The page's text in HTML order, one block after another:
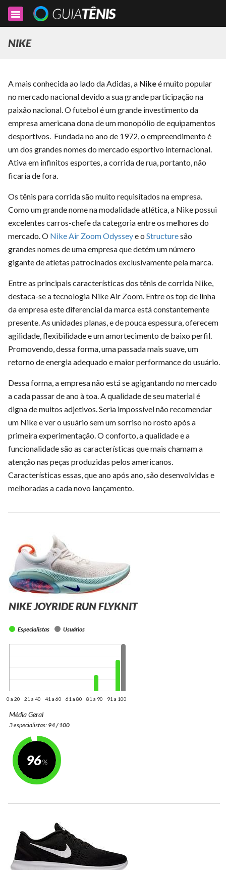
Toggle
navigation
NIKE
A mais conhecida ao lado da Adidas, a Nikeé muito popular
no mercado nacional devido a sua grande participação na
paixão nacional. O futebol é um grande investimento da
empresa americana dona de um monopólio de equipamentos
desportivos. Fundada no ano de 1972, o empreendimento é
um dos grandes nomes do mercado esportivo internacional.
Ativa em infinitos esportes, a corrida de rua, portanto, não
ficaria de fora.
Os tênis para corrida são muito requisitados na empresa.
Como um grande nome na modalidade atlética, a Nike possui
excelentes carros-chefe da categoria entre os melhores do
mercado. O Nike Air Zoom Odysseye o Structuresão
grandes nomes de uma empresa que detém um número
gigante de atletas patrocinados exclusivamente pela marca.
Entre as principais características dos tênis de corrida Nike,
destaca-se a tecnologia Nike Air Zoom. Entre os top de linha
da empresa este diferencial da marca está constantemente
presente. As unidades planas, e de pouca espessura, oferecem
agilidade, flexibilidade e um amortecimento de baixo perfil.
Promovendo, dessa forma, uma passada mais suave, um
retorno de energia adequado e maior performance do usuário.
Dessa forma, a empresa não está se agigantando no mercado
a cada passar de ano à toa. A qualidade de seu material é
digna de muitos adjetivos. Seria impossível não recomendar
um Nike e ver o usuário sem um sorriso no rosto após a
primeira experimentação. O conforto, a qualidade e a
funcionalidade são as características que mais chamam a
atenção nas peças produzidas pelos americanos.
Características essas, que ano após ano, são desenvolvidas e
melhoradas a cada novo lançamento.
NIKE JOYRIDE RUN FLYKNIT
Especialistas Usuários
0 a 20 21 a 40 41 a 60 61 a 80 81 a 90 91 a 100
Média Geral
3 especialistas: 94 / 100
96